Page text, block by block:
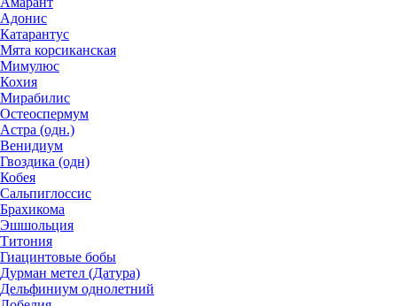
Адонис
Катарантус
Мята корсиканская
Мимулюс
Кохия
Мирабилис
Остеоспермум
Астра (одн.)
Венидиум
Гвоздика (одн)
Кобея
Сальпиглоссис
Брахикома
Эшшольция
Титония
Гиацинтовые бобы
Дурман метел (Датура)
Дельфиниум однолетний